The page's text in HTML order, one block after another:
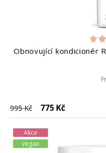
Obnovující kondicionér
995 Kč 775 Kč
Akce
Vegan